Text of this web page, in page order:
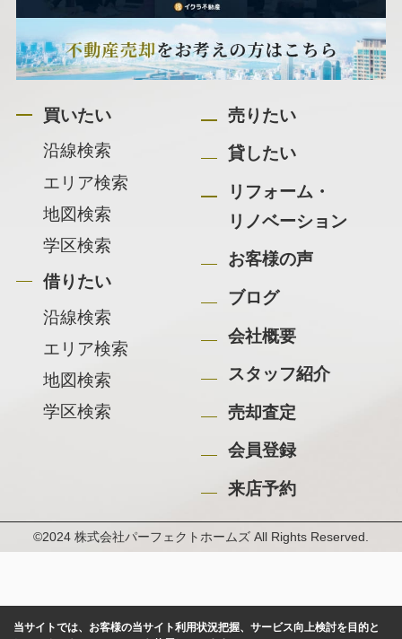
買いたい
沿線検索
エリア検索
地図検索
学区検索
借りたい
沿線検索
エリア検索
地図検索
学区検索
売りたい
貸したい
リフォーム・
リノベーション
お客様の声
ブログ
会社概要
スタッフ紹介
売却査定
会員登録
来店予約
©2024 株式会社パーフェクトホームズ All Rights Reserved.
当サイトでは、お客様の当サイト利用状況把握、サービス向上検討を目的と